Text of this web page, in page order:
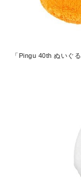
「Pingu 40th ぬいぐ